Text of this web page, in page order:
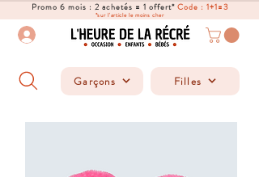
Promo 6 mois : 2 achetés = 1 offert*Code : 1+1=3
*sur l'article le moins cher
Garçons Filles